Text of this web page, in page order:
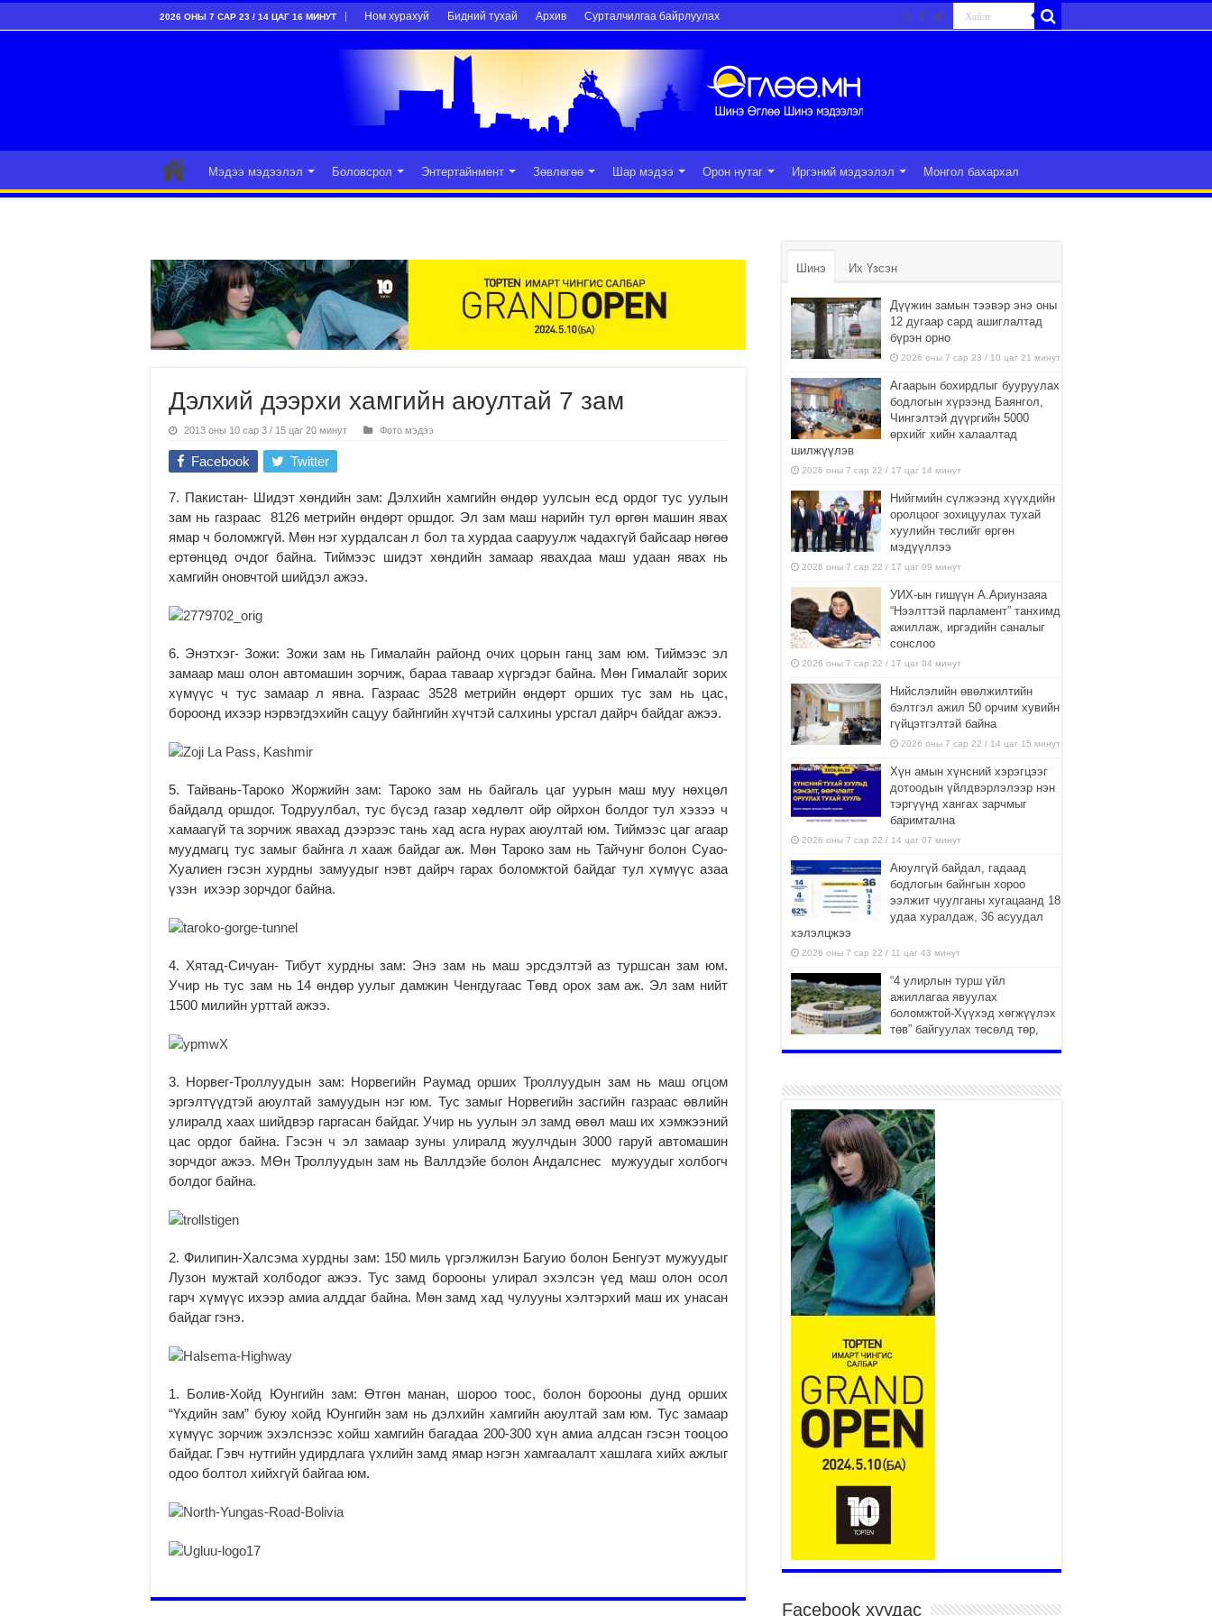
2026 ОНЫ 7 САР 23 / 14 ЦАГ 16 МИНУТ Ном хурахуй Бидний тухай Архив Сурталчилгаа байрлуулах
Мэдээ мэдээлэл Боловсрол Энтертайнмент Зөвлөгөө Шар мэдээ Орон нутаг Иргэний мэдээлэл Монгол бахархал
Дэлхий дээрхи хамгийн аюултай 7 зам
2013 оны 10 сар 3 / 15 цаг 20 минут Фото мэдээ
Facebook Twitter
7. Пакистан- Шидэт хөндийн зам: Дэлхийн хамгийн өндөр уулсын есд ордог тус уулын
зам нь газраас 8126 метрийн өндөрт оршдог. Эл зам маш нарийн тул өргөн машин явах
ямар ч боломжгүй. Мөн нэг хурдалсан л бол та хурдаа сааруулж чадахгүй байсаар нөгөө
ертөнцөд очдог байна. Тиймээс шидэт хөндийн замаар явахдаа маш удаан явах нь
хамгийн оновчтой шийдэл ажээ.
6. Энэтхэг- Зожи: Зожи зам нь Гималайн районд очих цорын ганц зам юм. Тиймээс эл
замаар маш олон автомашин зорчиж, бараа таваар хүргэдэг байна. Мөн Гималайг зорих
хүмүүс ч тус замаар л явна. Газраас 3528 метрийн өндөрт орших тус зам нь цас,
бороонд ихээр нэрвэгдэхийн сацуу байнгийн хүчтэй салхины урсгал дайрч байдаг ажээ.
5. Тайвань-Тароко Жоржийн зам: Тароко зам нь байгаль цаг уурын маш муу нөхцөл
байдалд оршдог. Тодруулбал, тус бүсэд газар хөдлөлт ойр ойрхон болдог тул хэзээ ч
хамаагүй та зорчиж явахад дээрээс тань хад асга нурах аюултай юм. Тиймээс цаг агаар
муудмагц тус замыг байнга л хааж байдаг аж. Мөн Тароко зам нь Тайчунг болон Суао-
Хуалиен гэсэн хурдны замуудыг нэвт дайрч гарах боломжтой байдаг тул хүмүүс азаа
үзэн ихээр зорчдог байна.
4. Хятад-Сичуан- Тибут хурдны зам: Энэ зам нь маш эрсдэлтэй аз туршсан зам юм.
Учир нь тус зам нь 14 өндөр уулыг дамжин Ченгдугаас Төвд орох зам аж. Эл зам нийт
1500 милийн урттай ажээ.
3. Норвег-Троллуудын зам: Норвегийн Раумад орших Троллуудын зам нь маш огцом
эргэлтүүдтэй аюултай замуудын нэг юм. Тус замыг Норвегийн засгийн газраас өвлийн
улиралд хаах шийдвэр гаргасан байдаг. Учир нь уулын эл замд өвөл маш их хэмжээний
цас ордог байна. Гэсэн ч эл замаар зуны улиралд жуулчдын 3000 гаруй автомашин
зорчдог ажээ. МӨн Троллуудын зам нь Валлдэйе болон Андалснес мужуудыг холбогч
болдог байна.
2. Филипин-Халсэма хурдны зам: 150 миль үргэлжилэн Багуио болон Бенгуэт мужуудыг
Лузон мужтай холбодог ажээ. Тус замд борооны улирал эхэлсэн үед маш олон осол
гарч хүмүүс ихээр амиа алддаг байна. Мөн замд хад чулууны хэлтэрхий маш их унасан
байдаг гэнэ.
1. Болив-Хойд Юунгийн зам: Өтгөн манан, шороо тоос, болон борооны дунд орших
“Үхдийн зам” буюу хойд Юунгийн зам нь дэлхийн хамгийн аюултай зам юм. Тус замаар
хүмүүс зорчиж эхэлснээс хойш хамгийн багадаа 200-300 хүн амиа алдсан гэсэн тооцоо
байдаг. Гэвч нутгийн удирдлага үхлийн замд ямар нэгэн хамгаалалт хашлага хийх ажлыг
одоо болтол хийхгүй байгаа юм.
Шинэ Их Үзсэн
Дүүжин замын тээвэр энэ оны
12 дугаар сард ашиглалтад
бүрэн орно
2026 оны 7 сар 23 / 10 цаг 21 минут
Агаарын бохирдлыг бууруулах
бодлогын хүрээнд Баянгол,
Чингэлтэй дүүргийн 5000
өрхийг хийн халаалтад
шилжүүлэв
2026 оны 7 сар 22 / 17 цаг 14 минут
Нийгмийн сүлжээнд хүүхдийн
оролцоог зохицуулах тухай
хуулийн төслийг өргөн
мэдүүллээ
2026 оны 7 сар 22 / 17 цаг 09 минут
УИХ-ын гишүүн А.Ариунзаяа
“Нээлттэй парламент” танхимд
ажиллаж, иргэдийн саналыг
сонслоо
2026 оны 7 сар 22 / 17 цаг 04 минут
Нийслэлийн өвөлжилтийн
бэлтгэл ажил 50 орчим хувийн
гүйцэтгэлтэй байна
2026 оны 7 сар 22 / 14 цаг 15 минут
Хүн амын хүнсний хэрэгцээг
дотоодын үйлдвэрлэлээр нэн
тэргүүнд хангах зарчмыг
баримтална
2026 оны 7 сар 22 / 14 цаг 07 минут
Аюулгүй байдал, гадаад
бодлогын байнгын хороо
ээлжит чуулганы хугацаанд 18
удаа хуралдаж, 36 асуудал
хэлэлцжээ
2026 оны 7 сар 22 / 11 цаг 43 минут
“4 улирлын турш үйл
ажиллагаа явуулах
боломжтой-Хүүхэд хөгжүүлэх
төв” байгуулах төсөлд төр,
Б.Пүрэвдагва: “Урт цагаан”-ыг
залуучууд чөлөөт цагаа
өнгөрүүлдэг, жуулчид зорьж
ирдэг цэг болгоно
2026 оны 7 сар 21 / 16 цаг 47 минут
Тусгай замын автобус /BRT/
төслийн удирдах хорооны
ээлжит хуралдаан боллоо
2026 оны 7 сар 21 / 16 цаг 43 минут
Ерөнхий сайд Н.Учрал БНХАУ-аас Монгол Улсад
суугаа Элчин сайд Шэнь Миньжюанийг хүлээн
авч уулзав
2026 оны 7 сар 21 / 16 цаг 39 минут
БҮГД НАЙРАМДАХ ТАЖИКИСТАН УЛСТАЙ
ЭДИЙН ЗАСГИЙН ХАМТЫН АЖИЛЛАГААГ
ӨРГӨЖҮҮЛНЭ
2026 оны 7 сар 21 / 16 цаг 34 минут
26,992 суралцагч хотхоны бага сургуульд, 8100
суралцагч төрөлжсөн ахлах сургуульд
2026 оны 7 сар 21 / 13 цаг 43 минут
COP17 хурлын үеэрх замын хөдөлгөөн, нийтийн
тээврийн зохицуулалт, сургууль, цэцэрлэг, зах,
худалдааны төвийн ажиллах хуваарийг гаргаж,
иргэдэд мэдээлэхийг үүрэг болголоо
Facebook хуудас